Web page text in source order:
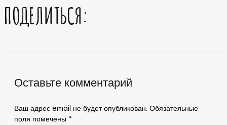
ПОДЕЛИТЬСЯ:
Оставьте комментарий
Ваш адрес email не будет опубликован. Обязательные
поля помечены *